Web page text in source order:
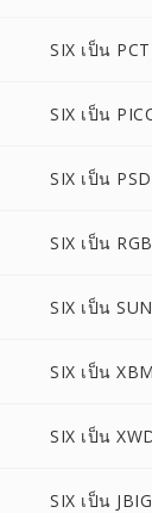
SIX เป็น PCT
SIX เป็น
SIX เป็น PSD
SIX เป็น
SIX เป็น SUN
SIX เป็น
SIX เป็น
SIX เป็น JBIG